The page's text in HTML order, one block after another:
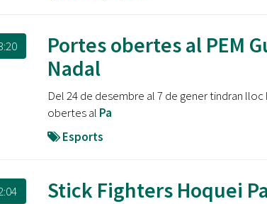
Portes obertes al PEM
Nadal
Del 24 de desembre al 7 de gener tindran
obertes al Pa
Esports
Stick Fighters Hoquei